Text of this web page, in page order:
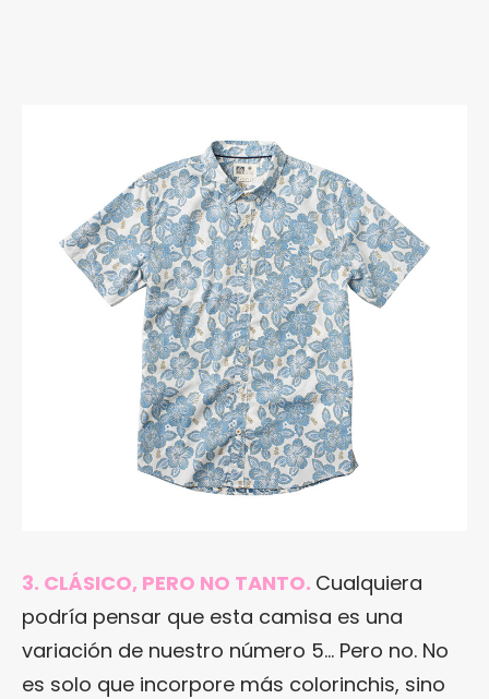
3. CLÁSICO, PERO NO TANTO. Cualquiera
podría pensar que esta camisa es una
variación de nuestro número 5… Pero no. No
es solo que incorpore más colorinchis, sino